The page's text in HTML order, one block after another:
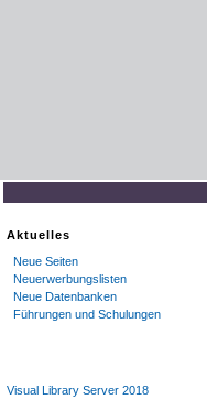
Aktuelles
Neue Seiten
Neuerwerbungslisten
Neue Datenbanken
Führungen und Schulungen
Visual Library Server 2018